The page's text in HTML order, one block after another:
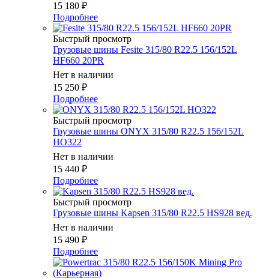
15 180 ₽
Подробнее
Быстрый просмотр
Грузовые шины Fesite 315/80 R22.5 156/152L
HF660 20PR
Нет в наличии
15 250 ₽
Подробнее
Быстрый просмотр
Грузовые шины ONYX 315/80 R22.5 156/152L
HO322
Нет в наличии
15 440 ₽
Подробнее
Быстрый просмотр
Грузовые шины Kapsen 315/80 R22.5 HS928 вед.
Нет в наличии
15 490 ₽
Подробнее